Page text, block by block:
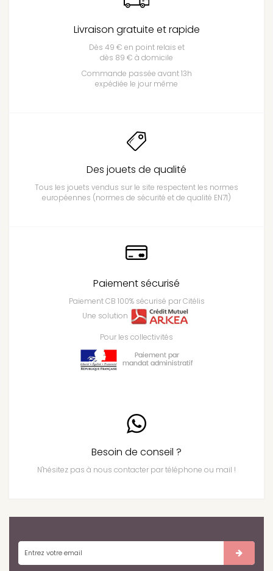
Livraison gratuite et rapide
Dès 49 € en point relais et
dès 89 € à domicile
Commande passée avant 13h
expédiée le jour même
Des jouets de qualité
Tous les jouets vendus sur le site respectent les normes
européennes (normes de sécurité et de qualité EN71)
Paiement sécurisé
Paiement CB 100% sécurisé par Citélis
Une solution
Pour les collectivités
Besoin de conseil ?
N'hésitez pas à nous contacter par téléphone ou mail !